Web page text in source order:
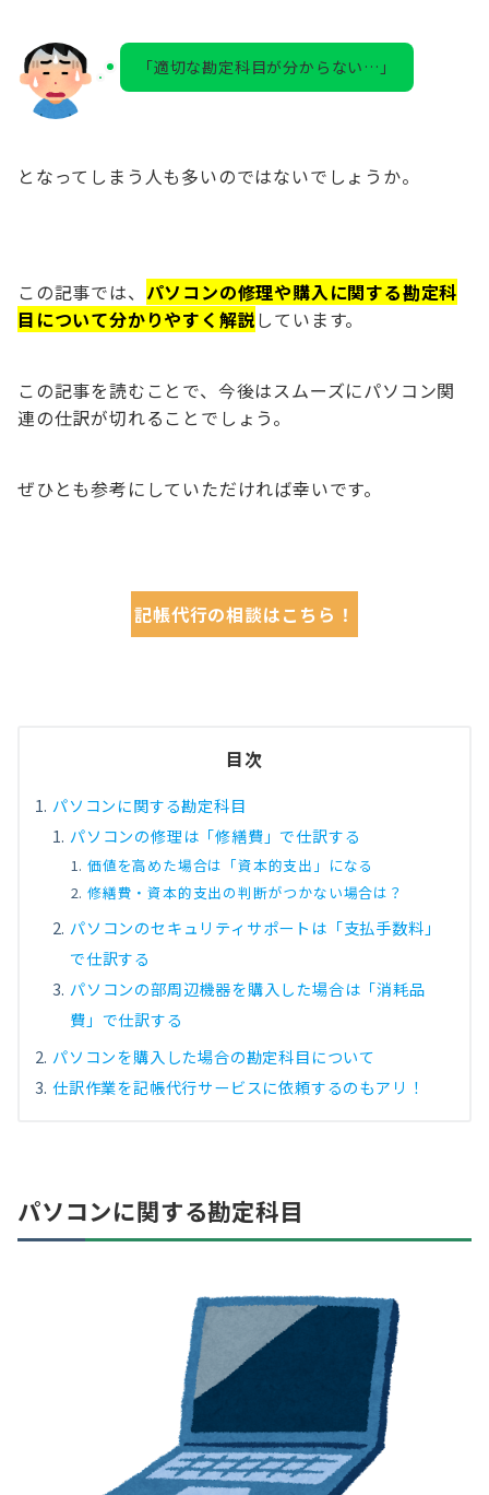
「適切な勘定科目が分からない…」
となってしまう人も多いのではないでしょうか。
この記事では、 パソコンの修理や購入に関する勘定科
目について分かりやすく解説しています。
この記事を読むことで、今後はスムーズにパソコン関
連の仕訳が切れることでしょう。
ぜひとも参考にしていただければ幸いです。
記帳代行の相談はこちら！
目次
パソコンに関する勘定科目
パソコンの修理は「修繕費」で仕訳する
価値を高めた場合は「資本的支出」になる
修繕費・資本的支出の判断がつかない場合は？
パソコンのセキュリティサポートは「支払手数料」
で仕訳する
パソコンの部周辺機器を購入した場合は「消耗品
費」で仕訳する
パソコンを購入した場合の勘定科目について
仕訳作業を記帳代行サービスに依頼するのもアリ！
パソコンに関する勘定科目